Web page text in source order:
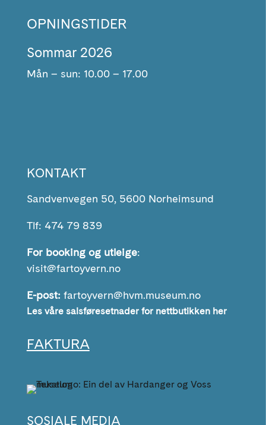
OPNINGSTIDER
Sommar 2026
Mån – sun: 10.00 – 17.00
KONTAKT
Sandvenvegen 50, 5600 Norheimsund
Tlf: 474 79 839
For booking og utleige:
visit@fartoyvern.no
E-post: fartoyvern@hvm.museum.no
Les våre salsføresetnader for nettbutikken her
FAKTURA
SOSIALE MEDIA